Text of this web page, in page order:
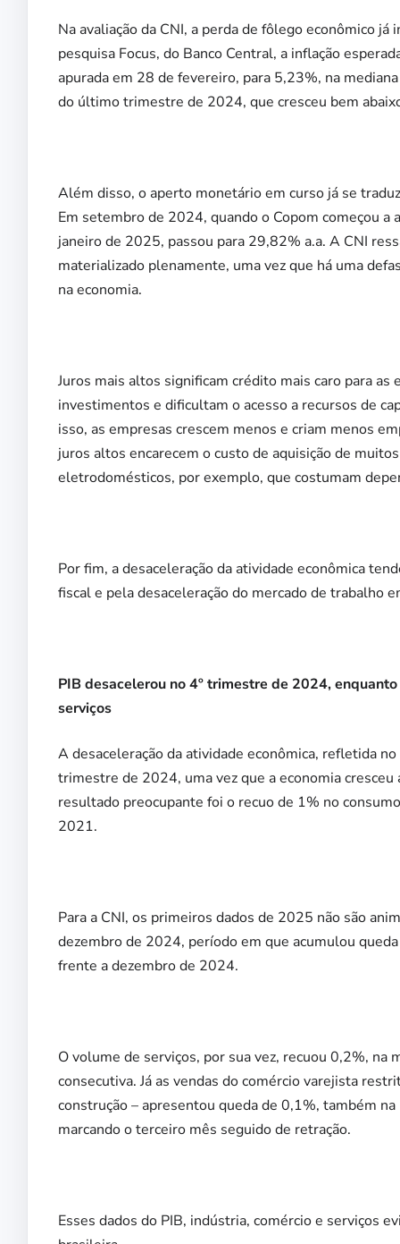
Na avaliação da CNI, a perda de fôlego econômico
pesquisa Focus, do Banco Central, a inflação
apurada em 28 de fevereiro, para 5,23%, na
do último trimestre de 2024, que cresceu bem
Além disso, o aperto monetário em curso já se
Em setembro de 2024, quando o Copom começou
janeiro de 2025, passou para 29,82% a.a. A CNI
materializado plenamente, uma vez que há uma
na economia.
Juros mais altos significam crédito mais caro para
investimentos e dificultam o acesso a recursos de
isso, as empresas crescem menos e criam menos
juros altos encarecem o custo de aquisição de
eletrodomésticos, por exemplo, que costumam
Por fim, a desaceleração da atividade econômica
fiscal e pela desaceleração do mercado de trabalho
PIB desacelerou no 4º trimestre de 2024,
serviços
A desaceleração da atividade econômica, refletida
trimestre de 2024, uma vez que a economia
resultado preocupante foi o recuo de 1% no
2021.
Para a CNI, os primeiros dados de 2025 não são
dezembro de 2024, período em que acumulou
frente a dezembro de 2024.
O volume de serviços, por sua vez, recuou 0,2%, na
consecutiva. Já as vendas do comércio varejista
construção – apresentou queda de 0,1%, também
marcando o terceiro mês seguido de retração.
Esses dados do PIB, indústria, comércio e serviços